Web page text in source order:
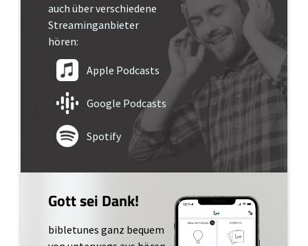
auch über verschiedene
Streaminganbieter
hören:
Apple Podcasts
Google Podcasts
Spotify
Gott sei Dank!
bibletunes ganz bequem